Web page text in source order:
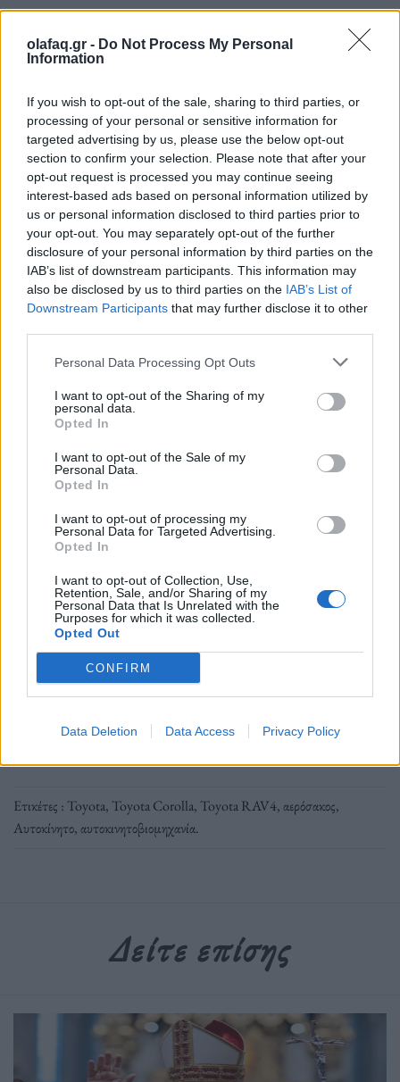
olafaq.gr - Do Not Process My Personal
Information
If you wish to opt-out of the sale, sharing to third parties, or
processing of your personal or sensitive information for
targeted advertising by us, please use the below opt-out
section to confirm your selection. Please note that after your
opt-out request is processed you may continue seeing
interest-based ads based on personal information utilized by
us or personal information disclosed to third parties prior to
your opt-out. You may separately opt-out of the further
disclosure of your personal information by third parties on the
IAB’s list of downstream participants. This information may
also be disclosed by us to third parties on the IAB’s List of
Downstream Participants that may further disclose it to other
Personal Data Processing Opt Outs
I want to opt-out of the Sharing of my
personal data.
Opted In
I want to opt-out of the Sale of my
Personal Data.
Opted In
I want to opt-out of processing my
Personal Data for Targeted Advertising.
Opted In
I want to opt-out of Collection, Use,
Retention, Sale, and/or Sharing of my
Personal Data that Is Unrelated with the
Purposes for which it was collected.
Opted Out
CONFIRM
Data Deletion Data Access Privacy Policy
Τουλάχιστον26 άνθρωποι έχουν σκοτωθεί στις
του 2009 και τουλάχιστον30 έχουν πεθάνει
παγκοσμίως, συμπεριλαμβανομένων ανθρώπων
στη Μαλαισία και την Αυστραλία. Επιπλέον,
περίπου 400 άνθρωποι έχουν τραυματιστεί. Οι
εκρηκτικοί αερόσακοι οδήγησαν την ιαπωνική
Takata σε πτώχευση.
Η αυτοκινητοβιομηχανία δήλωσε ότι ο αερόσακος
θα επισκευαστεί ή θα αντικατασταθεί δωρεάν.
Πηγή: CBS News
Ακολουθήστε το OLAFAQ
στο Google News
Newsroom
Ετικέτες : Toyota, Toyota Corolla, Toyota RAV4,αερόσακος,
Αυτοκίνητο,αυτοκινητοβιομηχανία.
Δείτε επίσης